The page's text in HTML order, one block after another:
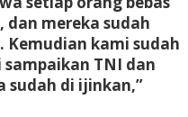
mereka sudah
Kemudian kami sudah
TNI dan
sudah di ijinkan,”